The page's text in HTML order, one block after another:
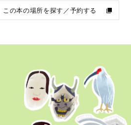
この本の場所を探す／予約する